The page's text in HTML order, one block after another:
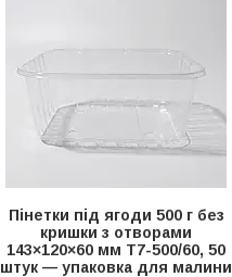
Пінетки під ягоди 500 г без
кришки з отворами
143×120×60 мм Т7-500/60, 50
штук — упаковка для малини